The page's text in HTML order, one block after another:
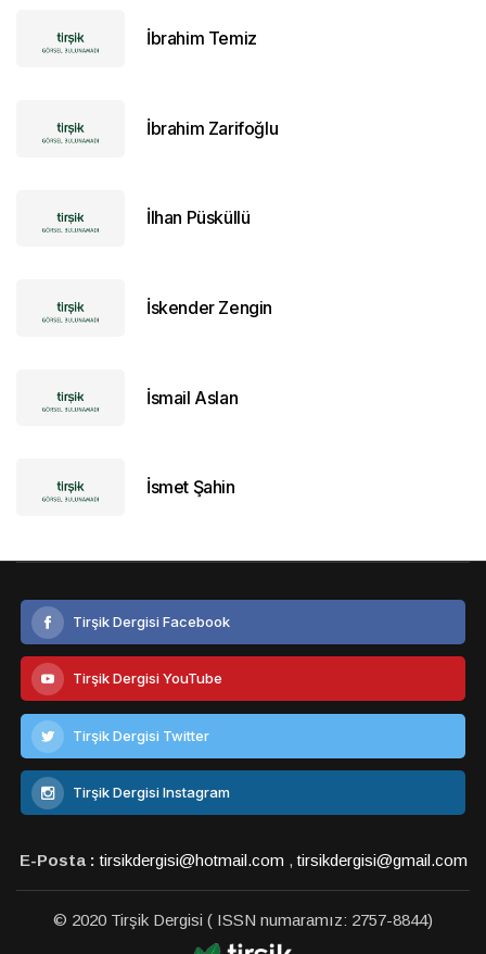
İbrahim Temiz
İbrahim Zarifoğlu
İlhan Püsküllü
İskender Zengin
İsmail Aslan
İsmet Şahin
Tirşik Dergisi Facebook
Tirşik Dergisi YouTube
Tirşik Dergisi Twitter
Tirşik Dergisi Instagram
E-Posta : tirsikdergisi@hotmail.com ,tirsikdergisi@gmail.com
© 2020 Tirşik Dergisi ( ISSN numaramız: 2757-8844)